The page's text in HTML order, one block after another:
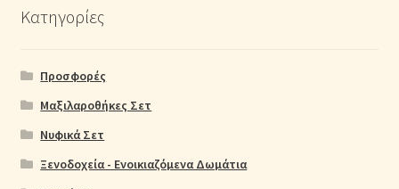
Κατηγορίες
Προσφορές
Μαξιλαροθήκες Σετ
Νυφικά Σετ
Ξενοδοχεία - Ενοικιαζόμενα Δωμάτια